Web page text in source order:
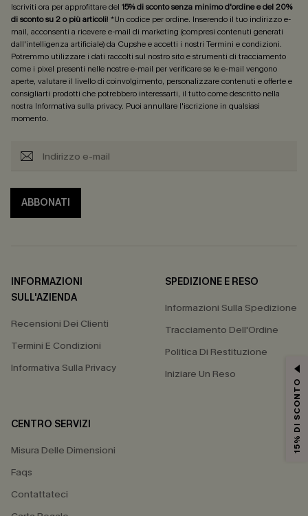
Iscriviti ora per approfittare del 15% di sconto senza minimo d'ordine e del 20%
di sconto su 2 o più articoli! *Un codice per ordine. Inserendo il tuo indirizzo e-
mail, acconsenti a ricevere e-mail di marketing (compresi contenuti generati
dall'intelligenza artificiale) da Cupshe e accetti i nostri Termini e condizioni.
Potremmo utilizzare i dati raccolti sul nostro sito e strumenti di tracciamento
come i pixel presenti nelle nostre e-mail per verificare se le e-mail vengono
aperte, valutare il livello di coinvolgimento, personalizzare contenuti e offerte e
consigliarti prodotti che potrebbero interessarti, il tutto come descritto nella
nostra Informativa sulla privacy. Puoi annullare l'iscrizione in qualsiasi
momento.
ABBONATI
INFORMAZIONI
SULL'AZIENDA
Recensioni Dei Clienti
Termini E Condizioni
Informativa Sulla Privacy
SPEDIZIONE E RESO
Informazioni Sulla Spedizione
Tracciamento Dell'Ordine
Politica Di Restituzione
Iniziare Un Reso
CENTRO SERVIZI
Misura Delle Dimensioni
Faqs
Contattateci
15% DI SCONTO